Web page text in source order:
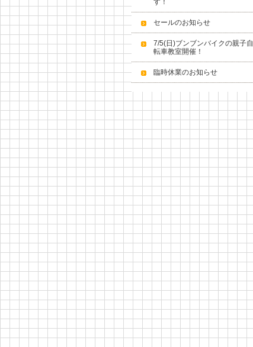
す！
セールのお知らせ
7/5(日)ブンブンバイクの親子自
転車教室開催！
臨時休業のお知らせ